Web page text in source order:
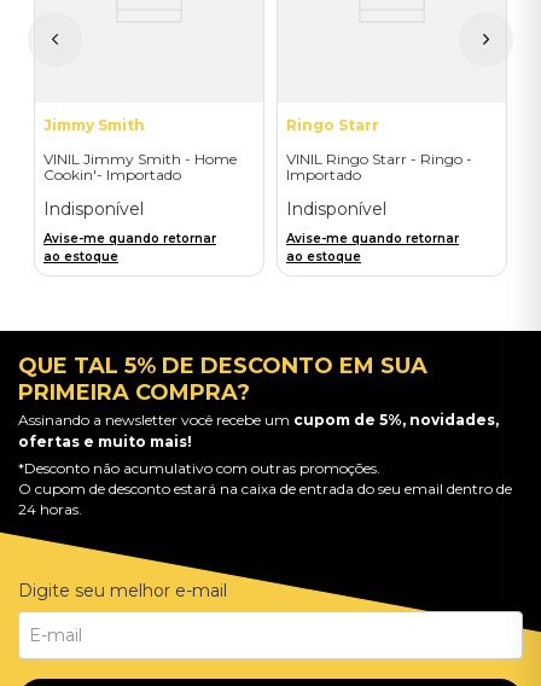
Jimmy Smith
VINIL Jimmy Smith - Home
Cookin'- Importado
Indisponível
Avise-me quando retornar
ao estoque
Ringo Starr
VINIL Ringo Starr - Ringo -
Importado
Indisponível
Avise-me quando retornar
ao estoque
QUE TAL 5% DE DESCONTO EM SUA
PRIMEIRA COMPRA?
Assinando a newsletter você recebe um cupom de 5%, novidades,
ofertas e muito mais!
*Desconto não acumulativo com outras promoções.
O cupom de desconto estará na caixa de entrada do seu email dentro de
24 horas.
Digite seu melhor e-mail